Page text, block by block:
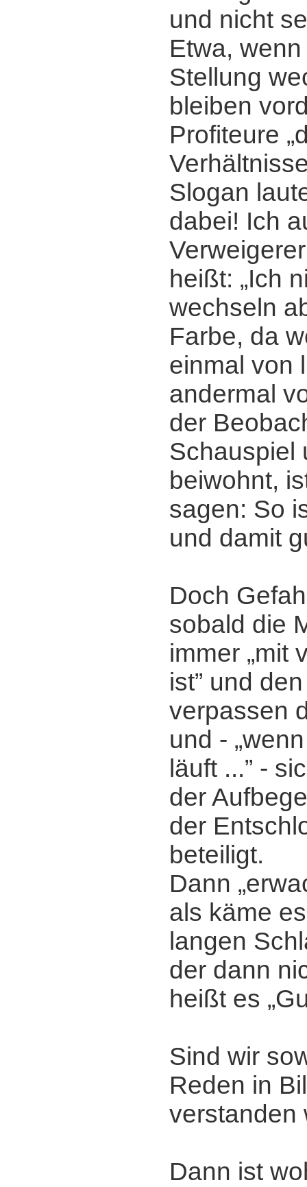
und nicht
Etwa,
Stellung
bleiben
Profiteure
Slogan
dabei! Ich
heißt: „Ich
wechseln
Farbe, da
einmal von
andermal
der
Schauspiel
beiwohnt,
sagen: So
und damit
Doch
sobald die
immer „mit
ist” und
verpassen
und -
läuft ...” -
der
der
beteiligt.
Dann
als käme
langen
der dann
heißt es
Sind wir
Reden in
verstanden
Dann ist